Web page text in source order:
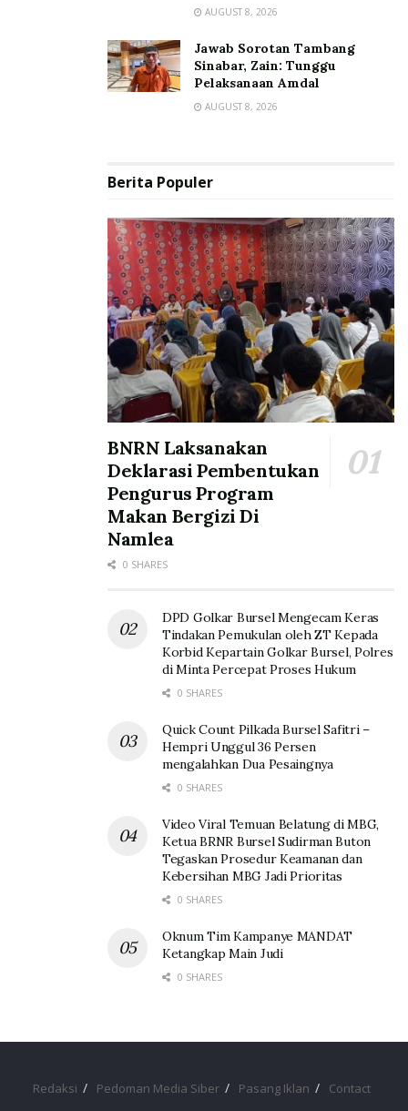
AUGUST 8, 2026
Jawab Sorotan Tambang
Sinabar, Zain: Tunggu
Pelaksanaan Amdal
AUGUST 8, 2026
Berita Populer
BNRN Laksanakan
Deklarasi Pembentukan
Pengurus Program
Makan Bergizi Di
Namlea
0 SHARES
DPD Golkar Bursel Mengecam Keras
Tindakan Pemukulan oleh ZT Kepada
Korbid Kepartain Golkar Bursel, Polres
di Minta Percepat Proses Hukum
0 SHARES
Quick Count Pilkada Bursel Safitri –
Hempri Unggul 36 Persen
mengalahkan Dua Pesaingnya
0 SHARES
Video Viral Temuan Belatung di MBG,
Ketua BRNR Bursel Sudirman Buton
Tegaskan Prosedur Keamanan dan
Kebersihan MBG Jadi Prioritas
0 SHARES
Oknum Tim Kampanye MANDAT
Ketangkap Main Judi
0 SHARES
Redaksi Pedoman Media Siber Pasang Iklan Contact